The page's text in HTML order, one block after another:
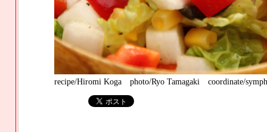
recipe/Hiromi Koga photo/Ryo Tamagaki coordinate/